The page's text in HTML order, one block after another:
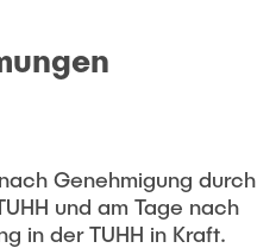
Genehmigung durch
und am Tage nach
in der TUHH in Kraft.